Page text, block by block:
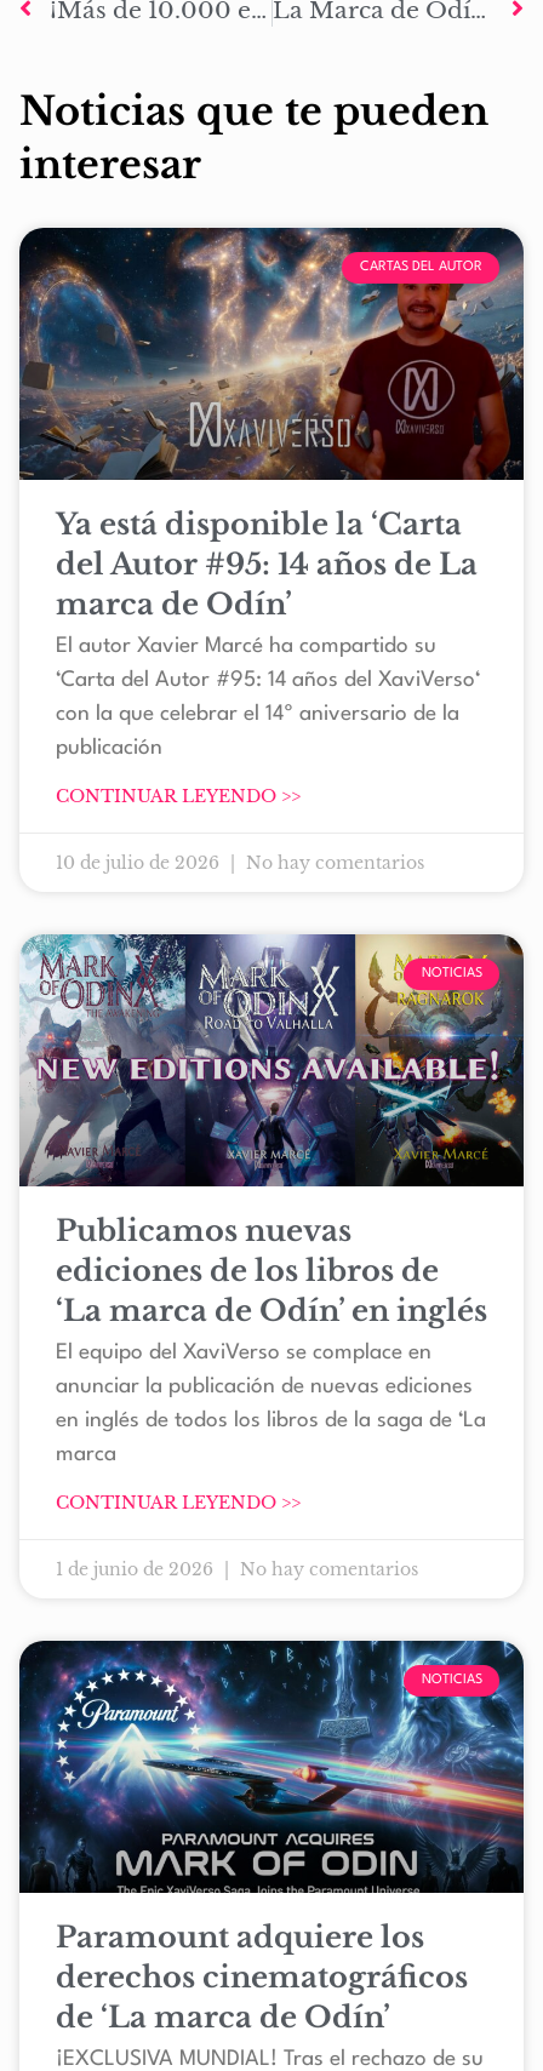
¡Más de 10.000 eBooks vendidos de La Marca de Odín el despertar en Kindle, iBooks y Google play! La Marca de Odín: El despertar supera los 20.000 eBooks en Google play, Amazon Kindle e iBooks
Noticias que te pueden
interesar
CARTAS DEL AUTOR
Ya está disponible la ‘Carta
del Autor #95: 14 años de La
marca de Odín’
El autor Xavier Marcé ha compartido su
‘Carta del Autor #95: 14 años del XaviVerso‘
con la que celebrar el 14º aniversario de la
publicación
CONTINUAR LEYENDO >>
10 de julio de 2026 No hay comentarios
NOTICIAS
Publicamos nuevas
ediciones de los libros de
‘La marca de Odín’ en inglés
El equipo del XaviVerso se complace en
anunciar la publicación de nuevas ediciones
en inglés de todos los libros de la saga de ‘La
marca
CONTINUAR LEYENDO >>
1 de junio de 2026 No hay comentarios
NOTICIAS
Paramount adquiere los
derechos cinematográficos
de ‘La marca de Odín’
¡EXCLUSIVA MUNDIAL! Tras el rechazo de su